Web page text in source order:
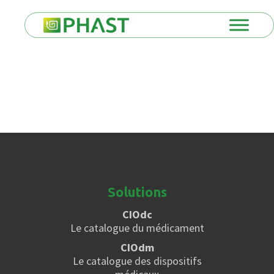
Solutions
CIOdc
Le catalogue du médicament
CIOdm
Le catalogue des dispositifs